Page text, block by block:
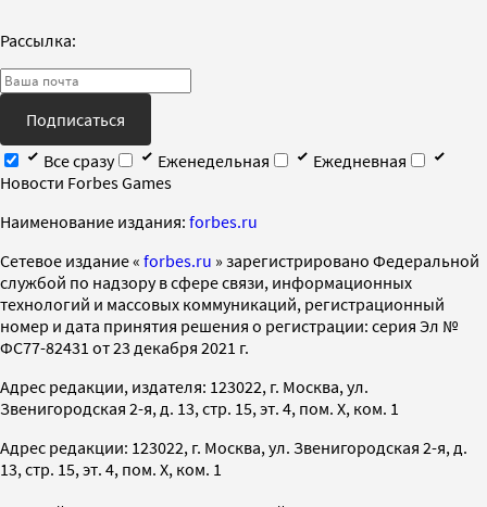
Рассылка:
Подписаться
Все сразу
Еженедельная
Ежедневная
Новости Forbes Games
Наименование издания: forbes.ru
Cетевое издание « forbes.ru » зарегистрировано Федеральной
службой по надзору в сфере связи, информационных
технологий и массовых коммуникаций, регистрационный
номер и дата принятия решения о регистрации: серия Эл №
ФС77-82431 от 23 декабря 2021 г.
Адрес редакции, издателя: 123022, г. Москва, ул.
Звенигородская 2-я, д. 13, стр. 15, эт. 4, пом. X, ком. 1
Адрес редакции: 123022, г. Москва, ул. Звенигородская 2-я, д.
13, стр. 15, эт. 4, пом. X, ком. 1